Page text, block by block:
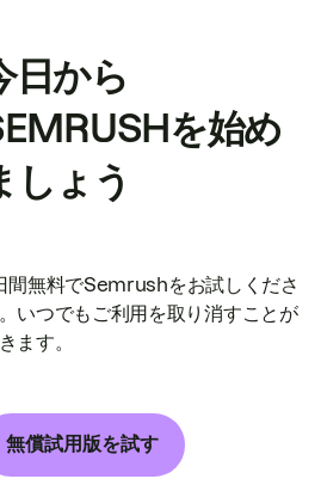
日から
を始め
しょう
間無料でSemrushをお試しくださ
いつでもご利用を取り消すことが
ます。
無償試用版を試す